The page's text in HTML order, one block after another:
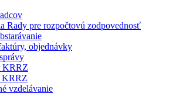
Rady pre rozpočtovú zodpovednosť
objednávky
KRRZ
KRRZ
vzdelávanie